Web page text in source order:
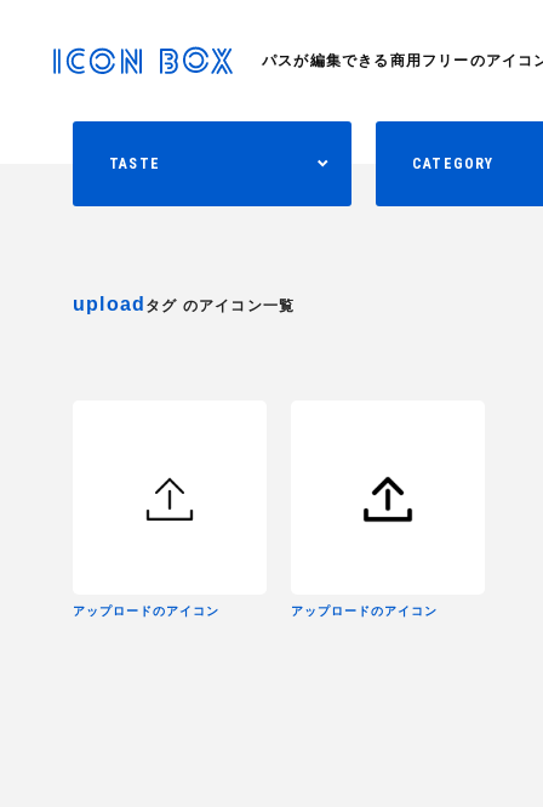
パスが編集できる商用フリーのアイコ
TASTE CATEGORY
upload タグ のアイコン一覧
アップロードのアイコン アップロードのアイコン